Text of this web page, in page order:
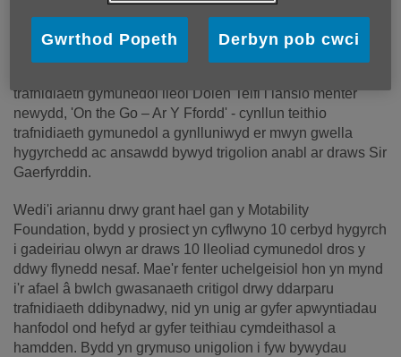
trafnidiaeth gymunedol lleol Dolen Teifi i lansio menter
newydd, 'On the Go – Ar Y Ffordd' - cynllun teithio
trafnidiaeth gymunedol a gynlluniwyd er mwyn gwella
hygyrchedd ac ansawdd bywyd trigolion anabl ar draws Sir
Gaerfyrddin.
Wedi'i ariannu drwy grant hael gan y Motability
Foundation, bydd y prosiect yn cyflwyno 10 cerbyd hygyrch
i gadeiriau olwyn ar draws 10 lleoliad cymunedol dros y
ddwy flynedd nesaf. Mae'r fenter uchelgeisiol hon yn mynd
i'r afael â bwlch gwasanaeth critigol drwy ddarparu
trafnidiaeth ddibynadwy, nid yn unig ar gyfer apwyntiadau
hanfodol ond hefyd ar gyfer teithiau cymdeithasol a
hamdden. Bydd yn grymuso unigolion i fyw bywydau
Gwrthod Popeth Derbyn pob cwci